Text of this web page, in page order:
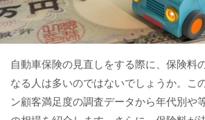
自動車保険の見直しをする際に、保険料
なる人は多いのではないでしょうか。こ
ン顧客満足度の調査データから年代別や